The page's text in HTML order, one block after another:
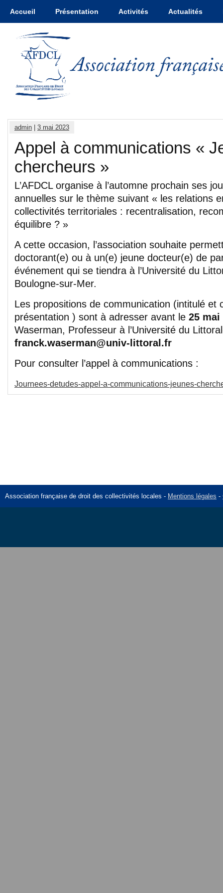
Accueil Présentation Activités Actualités
admin 3 mai 2023
Appel à communications «
chercheurs »
L’AFDCL organise à l’automne prochain ses
annuelles sur le thème suivant « les relations
collectivités territoriales : recentralisation,
équilibre ? »
A cette occasion, l’association souhaite
doctorant(e) ou à un(e) jeune docteur(e) de
événement qui se tiendra à l’Université du
Boulogne-sur-Mer.
Les propositions de communication (intitulé et
présentation ) sont à adresser avant le 25
Waserman, Professeur à l’Université du
franck.waserman@univ-littoral.fr
Pour consulter l’appel à communications :
Journees-detudes-appel-a-communications-jeunes-
Association française de droit des collectivités locales - Mentions légales -